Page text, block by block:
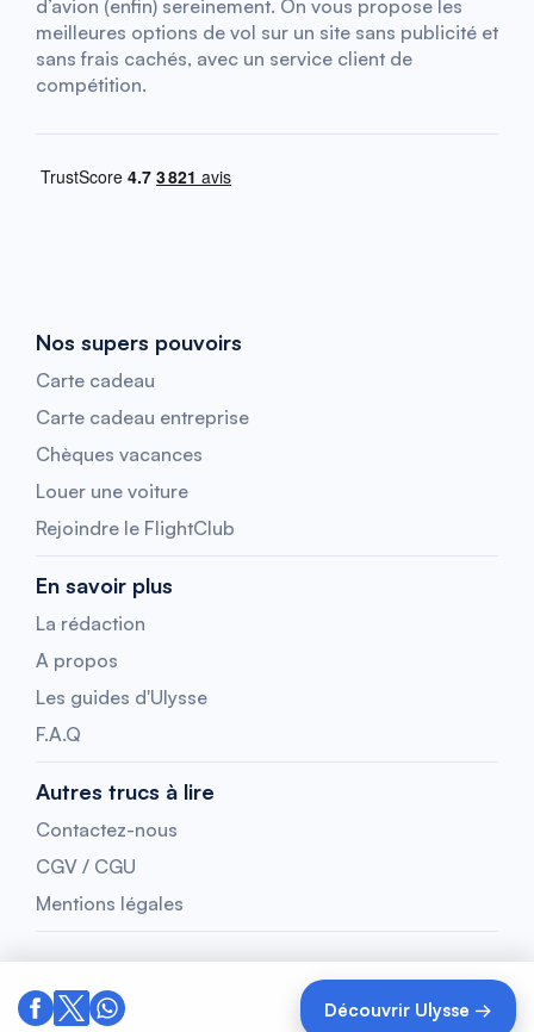
Découvrir Ulysse →
d’avion (enfin) sereinement. On vous propose les
meilleures options de vol sur un site sans publicité et
sans frais cachés, avec un service client de
compétition.
Nos supers pouvoirs
Carte cadeau
Carte cadeau entreprise
Chèques vacances
Louer une voiture
Rejoindre le FlightClub
En savoir plus
La rédaction
A propos
Les guides d'Ulysse
F.A.Q
Autres trucs à lire
Contactez-nous
CGV / CGU
Mentions légales